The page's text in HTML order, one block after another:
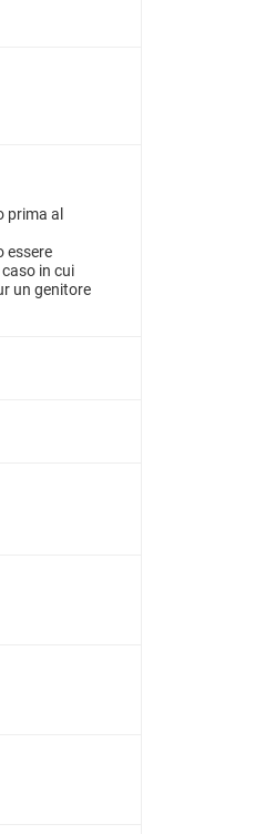
prima al
essere
in cui
un genitore